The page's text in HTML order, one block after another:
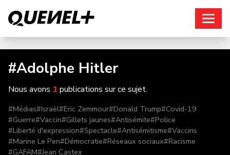
#Adolphe Hitler
Nous avons 1 publications sur ce sujet.
#Médias#Israël#Eric Zemmour#Donald Trump#Covid-19
#Guerre#Vaccin#Gillets jaunes#Antisémite#Police
#Liberté d'expression#Spectacle#Antisémitisme#Vaccins
#Marine Le Pen#Démocratie#Réseaux sociaux#Racisme
#GAFAM#Jean Castex